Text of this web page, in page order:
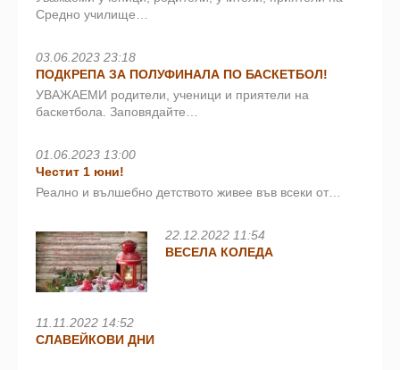
Средно училище…
03.06.2023 23:18
ПОДКРЕПА ЗА ПОЛУФИНАЛА ПО БАСКЕТБОЛ!
УВАЖАЕМИ родители, ученици и приятели на
баскетбола. Заповядайте…
01.06.2023 13:00
Честит 1 юни!
Реално и вълшебно детството живее във всеки от…
22.12.2022 11:54
ВЕСЕЛА КОЛЕДА
11.11.2022 14:52
СЛАВЕЙКОВИ ДНИ